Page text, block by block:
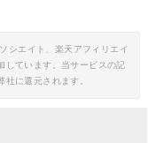
シエイト、楽天アフィリエイ
しています。当サービスの記
に還元されます。